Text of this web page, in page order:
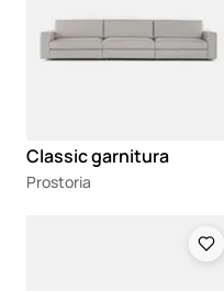
Classic garnitura
Prostoria